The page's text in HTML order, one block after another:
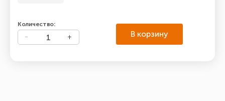
Количество:
В корзину